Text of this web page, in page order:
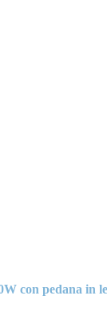
con pedana in